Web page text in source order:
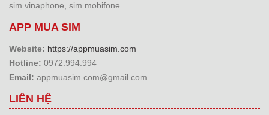
sim vinaphone, sim mobifone.
APP MUA SIM
Website: https://appmuasim.com
Hotline: 0972.994.994
Email: appmuasim.com@gmail.com
LIÊN HỆ